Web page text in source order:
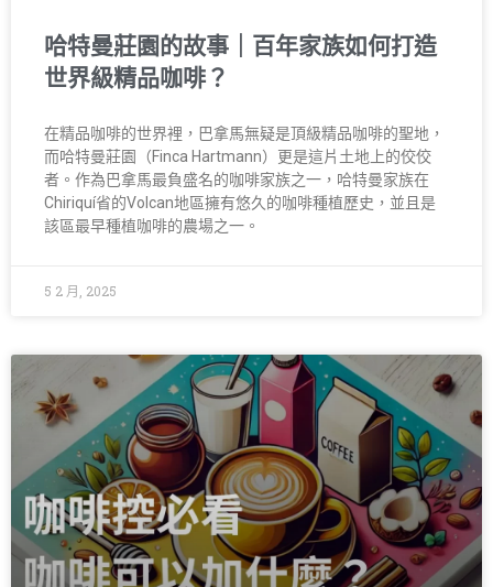
哈特曼莊園的故事｜百年家族如何打造
世界級精品咖啡？
在精品咖啡的世界裡，巴拿馬無疑是頂級精品咖啡的聖地，
而哈特曼莊園（Finca Hartmann）更是這片土地上的佼佼
者。作為巴拿馬最負盛名的咖啡家族之一，哈特曼家族在
Chiriquí省的Volcan地區擁有悠久的咖啡種植歷史，並且是
該區最早種植咖啡的農場之一。
5 2 月, 2025